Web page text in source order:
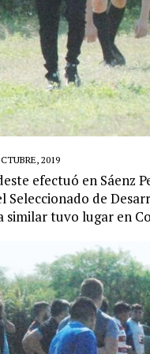
2019
efectuó en Sáenz
Seleccionado de
similar tuvo lugar en